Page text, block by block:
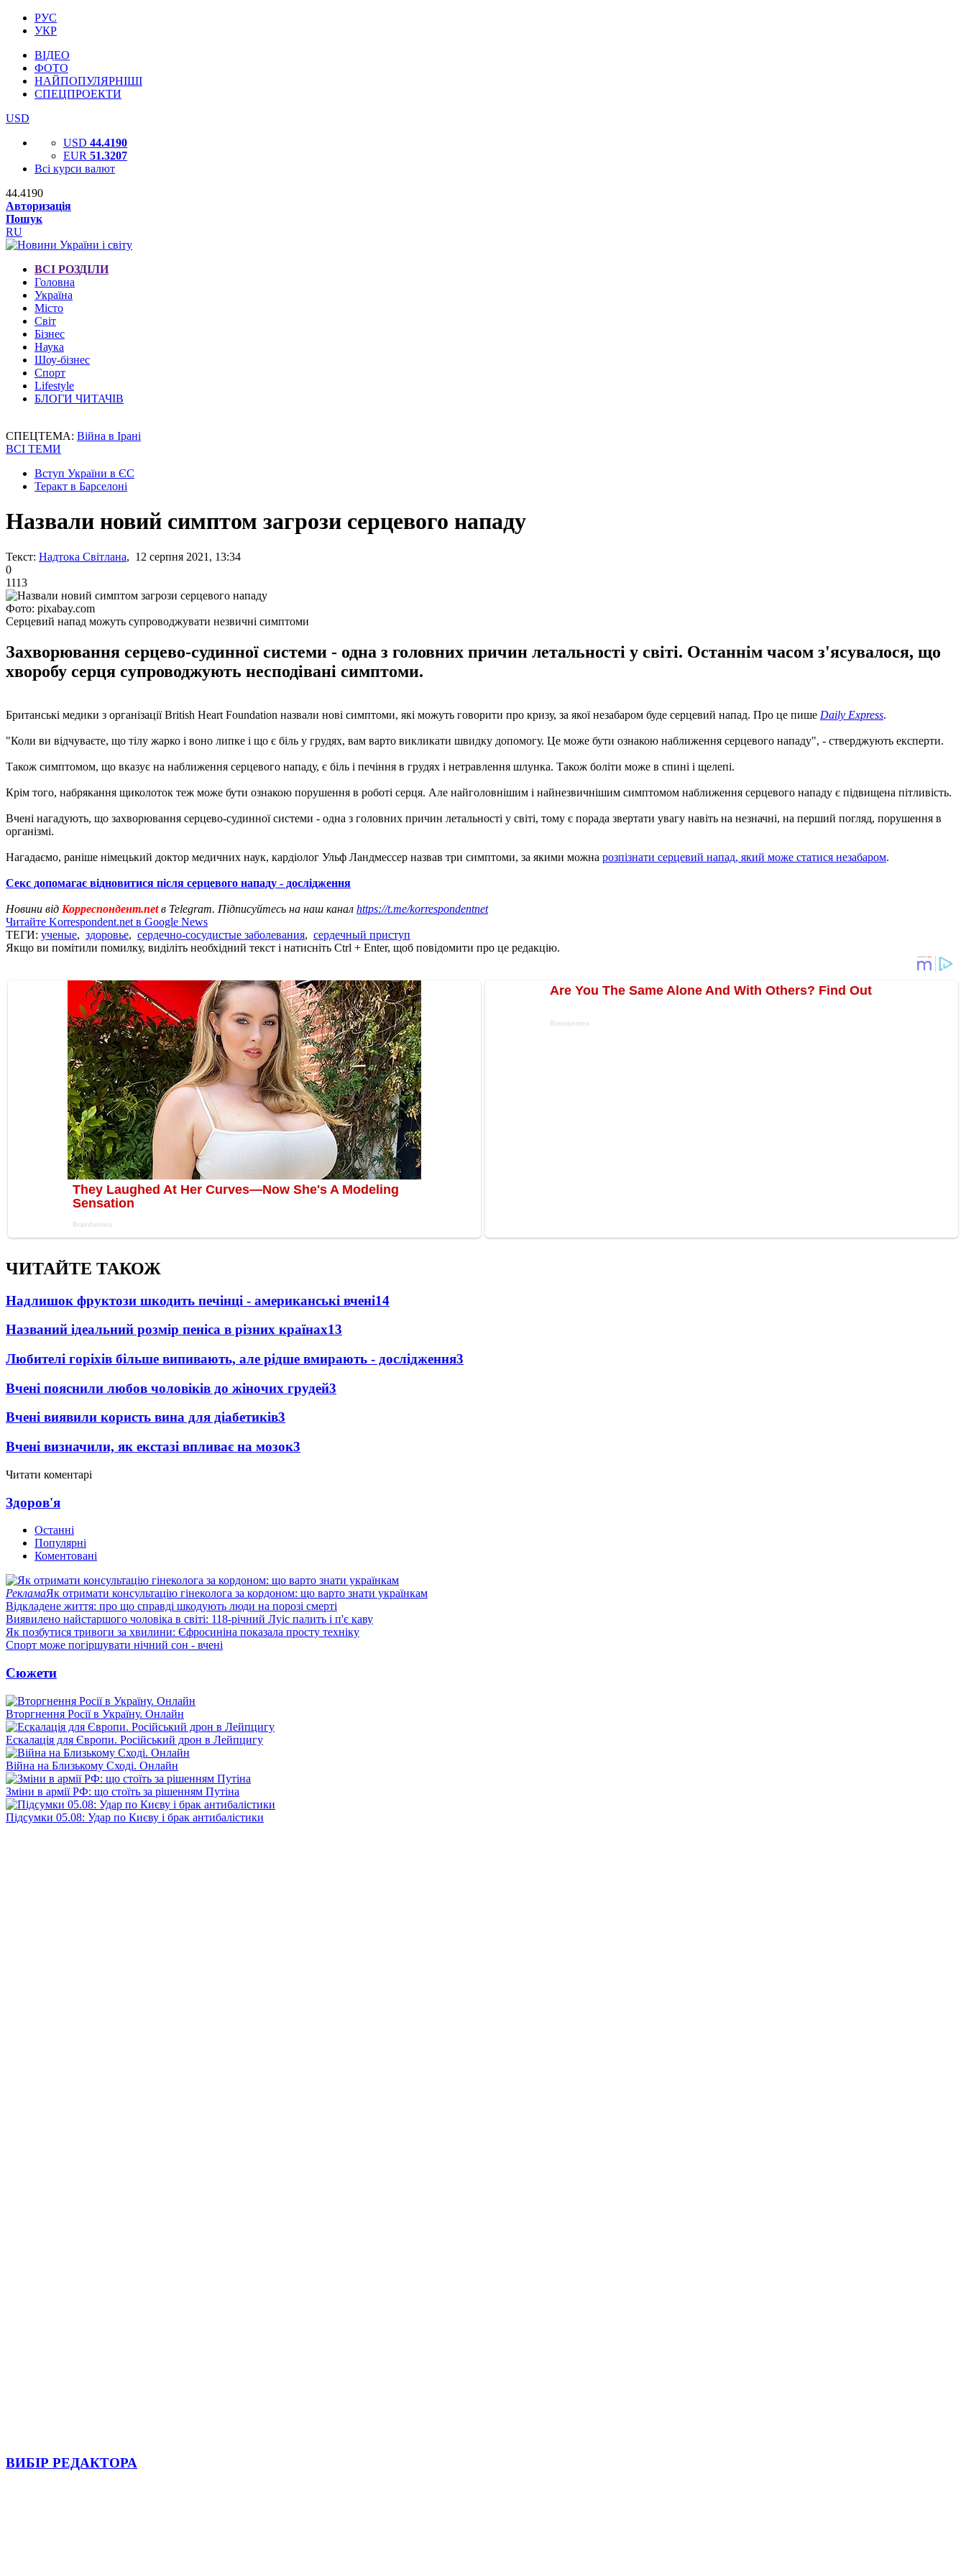
РУС
УКР
ВІДЕО
ФОТО
НАЙПОПУЛЯРНІШІ
СПЕЦПРОЕКТИ
USD
USD 44.4190
EUR 51.3207
Всі курси валют
44.4190
Авторизація
Пошук
RU
ВСІ РОЗДІЛИ
Головна
Україна
Місто
Світ
Бізнес
Наука
Шоу-бізнес
Спорт
Lifestyle
БЛОГИ ЧИТАЧІВ
СПЕЦТЕМА: Війна в Ірані
ВСІ ТЕМИ
Вступ України в ЄС
Теракт в Барселоні
Назвали новий симптом загрози серцевого нападу
Текст: Надтока Світлана, 12 серпня 2021, 13:34
0
1113
Фото: pixabay.com
Серцевий напад можуть супроводжувати незвичні симптоми
Захворювання серцево-судинної системи - одна з головних причин летальності у світі. Останнім часом з'ясувалося, що
хворобу серця супроводжують несподівані симптоми.
Британські медики з організації British Heart Foundation назвали нові симптоми, які можуть говорити про кризу, за якої незабаром буде серцевий напад. Про це пише Daily Express.
"Коли ви відчуваєте, що тілу жарко і воно липке і що є біль у грудях, вам варто викликати швидку допомогу. Це може бути ознакою наближення серцевого нападу", - стверджують експерти.
Також симптомом, що вказує на наближення серцевого нападу, є біль і печіння в грудях і нетравлення шлунка. Також боліти може в спині і щелепі.
Крім того, набрякання щиколоток теж може бути ознакою порушення в роботі серця. Але найголовнішим і найнезвичнішим симптомом наближення серцевого нападу є підвищена пітливість.
Вчені нагадують, що захворювання серцево-судинної системи - одна з головних причин летальності у світі, тому є порада звертати увагу навіть на незначні, на перший погляд, порушення в
організмі.
Нагадаємо, раніше німецький доктор медичних наук, кардіолог Ульф Ландмессер назвав три симптоми, за якими можна розпізнати серцевий напад, який може статися незабаром.
Секс допомагає відновитися після серцевого нападу - дослідження
Новини від Корреспондент.netв Telegram. Підписуйтесь на наш канал https://t.me/korrespondentnet
Читайте Korrespondent.net в Google News
ТЕГИ: ученые, здоровье, сердечно-сосудистые заболевания, сердечный приступ
Якщо ви помітили помилку, виділіть необхідний текст і натисніть Ctrl + Enter, щоб повідомити про це редакцію.
ЧИТАЙТЕ ТАКОЖ
Надлишок фруктози шкодить печінці - американські вчені14
Названий ідеальний розмір пеніса в різних країнах13
Любителі горіхів більше випивають, але рідше вмирають - дослідження3
Вчені пояснили любов чоловіків до жіночих грудей3
Вчені виявили користь вина для діабетиків3
Вчені визначили, як екстазі впливає на мозок3
Читати коментарі
Здоров'я
Останні
Популярні
Коментовані
РекламаЯк отримати консультацію гінеколога за кордоном: що варто знати українкам
Відкладене життя: про що справді шкодують люди на порозі смерті
Виявилено найстаршого чоловіка в світі: 118-річний Луіс палить і п'є каву
Як позбутися тривоги за хвилини: Єфросиніна показала просту техніку
Спорт може погіршувати нічний сон - вчені
Сюжети
Вторгнення Росії в Україну. Онлайн
Ескалація для Європи. Російський дрон в Лейпцигу
Війна на Близькому Сході. Онлайн
Зміни в армії РФ: що стоїть за рішенням Путіна
Підсумки 05.08: Удар по Києву і брак антибалістики
ВИБІР РЕДАКТОРА